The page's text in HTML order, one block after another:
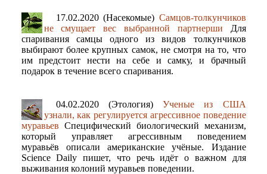
17.02.2020 (Насекомые) Самцов-толкунчиков
не смущает вес выбранной партнерши Для
спаривания самцы одного из видов толкунчиков
выбирают более крупных самок, не смотря на то, что
им предстоит нести на себе и самку, и брачный
подарок в течение всего спаривания.
04.02.2020 (Этология) Ученые из США
узнали, как регулируется агрессивное поведение
муравьев Специфический биологический механизм,
который управляет агрессивным поведением
муравьёв описали американские учёные. Издание
Science Daily пишет, что речь идёт о важном для
выживания колоний муравьев поведении.